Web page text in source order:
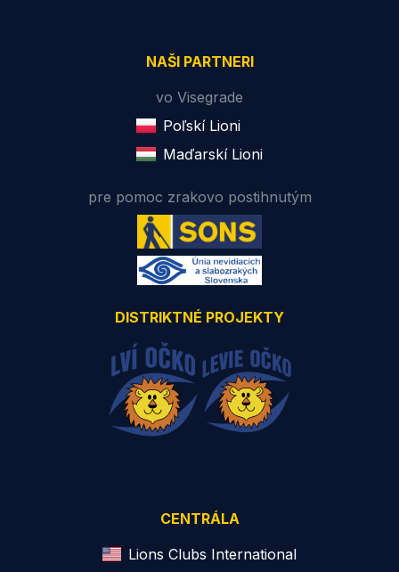
NAŠI PARTNERI
vo Visegrade
Poľskí Lioni
Maďarskí Lioni
pre pomoc zrakovo postihnutým
DISTRIKTNÉ PROJEKTY
CENTRÁLA
Lions Clubs International